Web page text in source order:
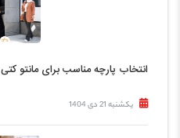
انتخاب پارچه مناسب برای مانتو کتی
یکشنبه 21 دی 1404